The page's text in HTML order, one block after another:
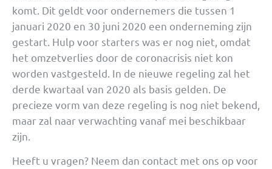
komt. Dit geldt voor ondernemers die tussen 1
januari 2020 en 30 juni 2020 een onderneming zijn
gestart. Hulp voor starters was er nog niet, omdat
het omzetverlies door de coronacrisis niet kon
worden vastgesteld. In de nieuwe regeling zal het
derde kwartaal van 2020 als basis gelden. De
precieze vorm van deze regeling is nog niet bekend,
maar zal naar verwachting vanaf mei beschikbaar
zijn.
Heeft u vragen? Neem dan contact met ons op voor